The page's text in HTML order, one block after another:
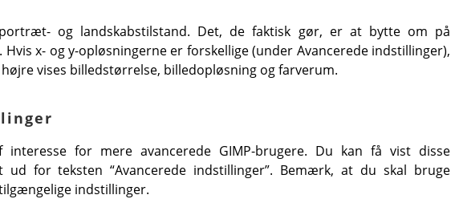
og landskabstilstand. Det, de faktisk gør, er at bytte om på
. Hvis x- og y-opløsningerne er forskellige (under Avancerede indstillinger),
vises billedstørrelse, billedopløsning og farverum.
interesse for mere avancerede GIMP-brugere. Du kan få vist disse
ud for teksten“Avancerede indstillinger”. Bemærk, at du skal bruge
indstillinger.